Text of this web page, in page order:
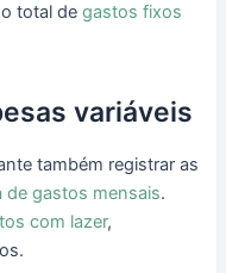
total degastos fixos
variáveis
também registrar as
de gastos mensais.
com lazer,